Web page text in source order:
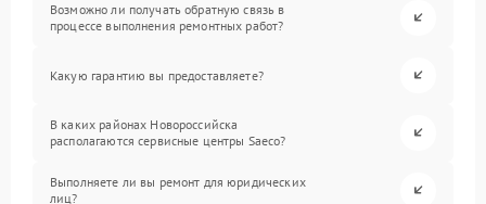
Возможно ли получать обратную связь в
процессе выполнения ремонтных работ?
Какую гарантию вы предоставляете?
В каких районах Новороссийска
располагаются сервисные центры Saeco?
Выполняете ли вы ремонт для юридических
лиц?